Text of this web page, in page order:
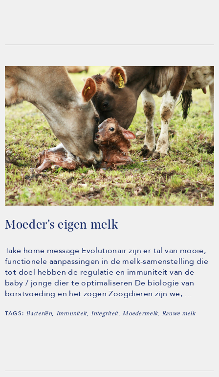
Moeder’s eigen melk
Take home message Evolutionair zijn er tal van mooie,
functionele aanpassingen in de melk-samenstelling die
tot doel hebben de regulatie en immuniteit van de
baby / jonge dier te optimaliseren De biologie van
borstvoeding en het zogen Zoogdieren zijn we, …
TAGS:Bacteriën, Immuniteit,Integriteit,Moedermelk, Rauwe melk